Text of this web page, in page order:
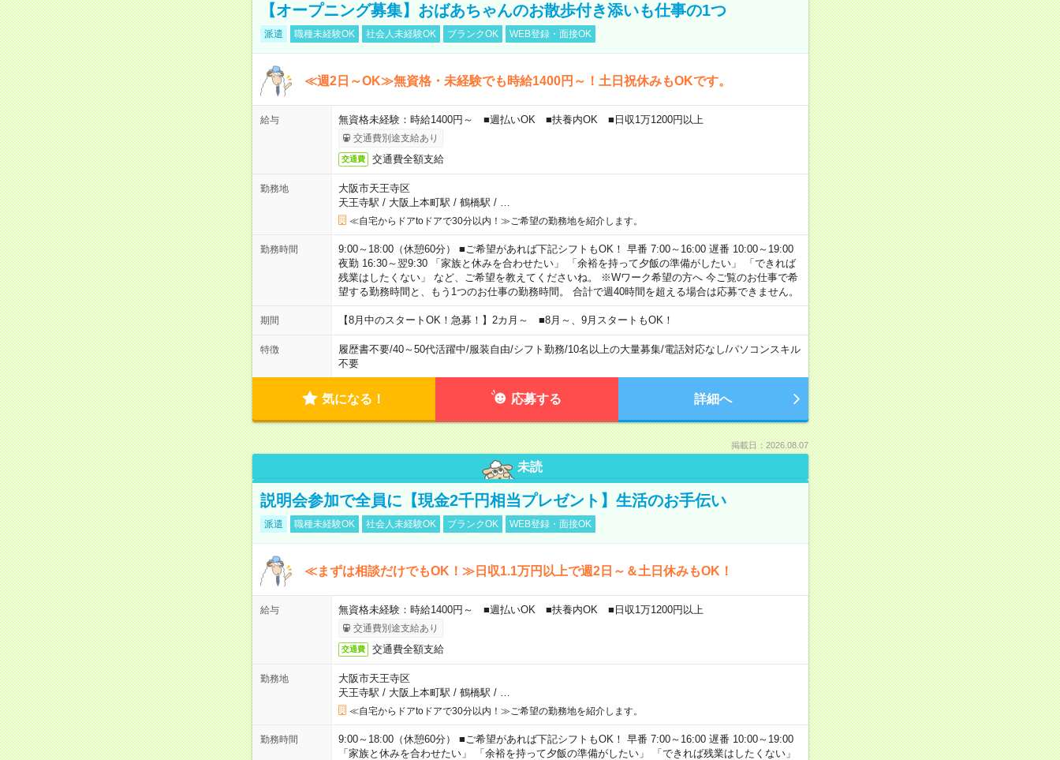
【オープニング募集】おばあちゃんのお散歩付き添いも仕事の1つ
派遣 職種未経験OK 社会人未経験OK ブランクOK WEB登録・面接OK
≪週2日～OK≫無資格・未経験でも時給1400円～！土日祝休みもOKです。
給与 無資格未経験：時給1400円～ ■週払いOK ■扶養内OK ■日収1万1200円以上
交通費別途支給あり
交通費 交通費全額支給
勤務地
大阪市天王寺区
天王寺駅 / 大阪上本町駅 / 鶴橋駅 /
≪自宅からドアtoドアで30分以内！≫ご希望の勤務地を紹介します。
勤務時間
9:00～18:00（休憩60分） ■ご希望があれば下記シフトもOK！ 早番 7:00～16:00 遅番 10:00～19:00
夜勤 16:30～翌9:30 「家族と休みを合わせたい」 「余裕を持って夕飯の準備がしたい」 「できれば
残業はしたくない」 など、ご希望を教えてくださいね。 ※Wワーク希望の方へ 今ご覧のお仕事で希
望する勤務時間と、もう1つのお仕事の勤務時間。 合計で週40時間を超える場合は応募できません。
期間 【8月中のスタートOK！急募！】2カ月～ ■8月～、9月スタートもOK！
特徴 履歴書不要/40～50代活躍中/服装自由/シフト勤務/10名以上の大量募集/電話対応なし/パソコンスキル
不要
気になる！ 応募する 詳細へ
掲載日：2026.08.07
未読
説明会参加で全員に【現金2千円相当プレゼント】生活のお手伝い
派遣 職種未経験OK 社会人未経験OK ブランクOK WEB登録・面接OK
≪まずは相談だけでもOK！≫日収1.1万円以上で週2日～＆土日休みもOK！
給与 無資格未経験：時給1400円～ ■週払いOK ■扶養内OK ■日収1万1200円以上
交通費別途支給あり
交通費 交通費全額支給
勤務地
大阪市天王寺区
天王寺駅 / 大阪上本町駅 / 鶴橋駅 /
≪自宅からドアtoドアで30分以内！≫ご希望の勤務地を紹介します。
勤務時間
9:00～18:00（休憩60分） ■ご希望があれば下記シフトもOK！ 早番 7:00～16:00 遅番 10:00～19:00
「家族と休みを合わせたい」 「余裕を持って夕飯の準備がしたい」 「できれば残業はしたくない」